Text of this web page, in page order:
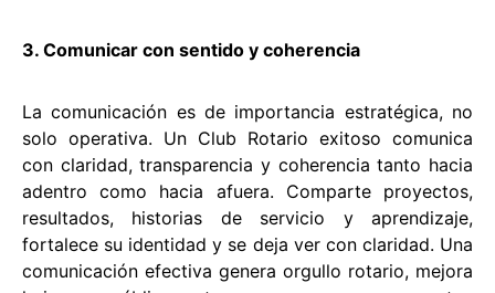
3. Comunicar con sentido y coherencia
La comunicación es de importancia estratégica, no
solo operativa. Un Club Rotario exitoso comunica
con claridad, transparencia y coherencia tanto hacia
adentro como hacia afuera. Comparte proyectos,
resultados, historias de servicio y aprendizaje,
fortalece su identidad y se deja ver con claridad. Una
comunicación efectiva genera orgullo rotario, mejora